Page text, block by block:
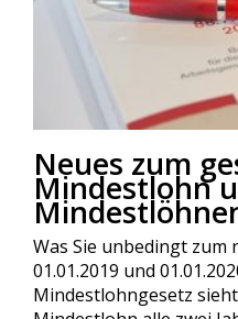
Neues zum
Mindestlohn
Was Sie unbedingt zum
01.01.2019 und
Mindestlohngesetz